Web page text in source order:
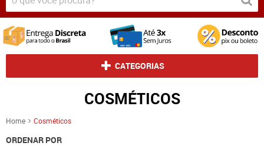
CATEGORIAS
COSMÉTICOS
Home Cosméticos
ORDENAR POR